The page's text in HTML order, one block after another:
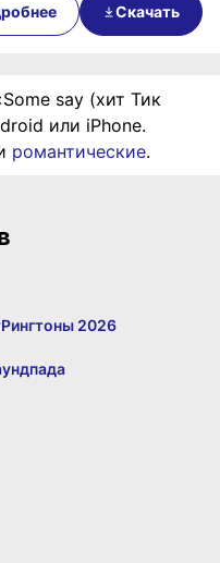
Скачать
say (хит Тик
или iPhone.
романтические.
Рингтоны 2026